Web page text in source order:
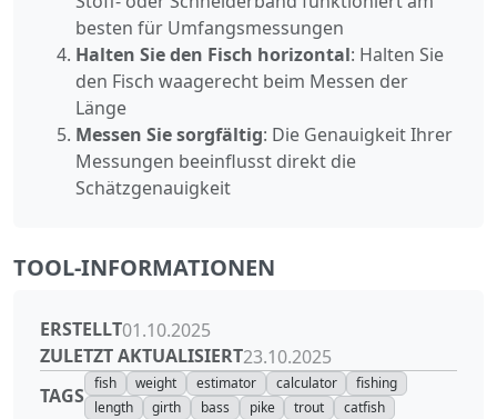
besten für Umfangsmessungen
Halten Sie den Fisch horizontal: Halten Sie
den Fisch waagerecht beim Messen der
Länge
Messen Sie sorgfältig: Die Genauigkeit Ihrer
Messungen beeinflusst direkt die
Schätzgenauigkeit
TOOL-INFORMATIONEN
ERSTELLT01.10.2025
ZULETZT AKTUALISIERT23.10.2025
TAGS
fish weight estimator calculator
fishing
length
girth bass pike trout catfish